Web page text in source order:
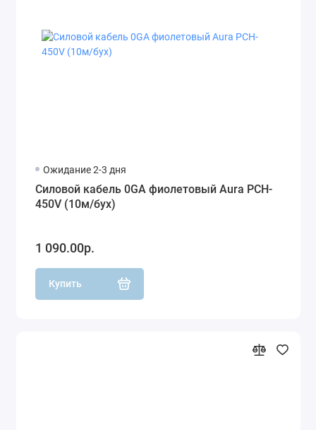
Ожидание 2-3 дня
Силовой кабель 0GA фиолетовый Aura PCH-
450V (10м/бух)
1 090.00р.
Купить